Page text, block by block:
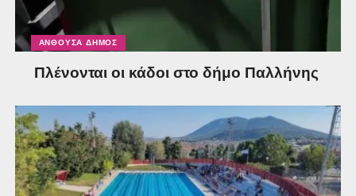
ΑΝΘΟΎΣΑ ΔΉΜΟΣ
Πλένονται οι κάδοι στο δήμο Παλλήνης